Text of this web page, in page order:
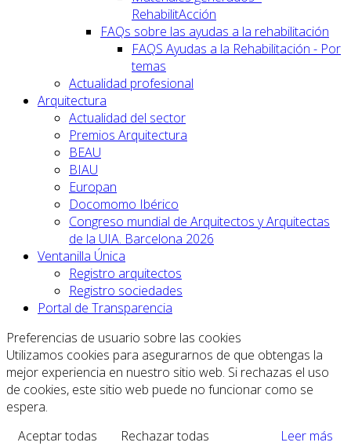
RehabilitAcción
FAQs sobre las ayudas a la rehabilitación
FAQS Ayudas a la Rehabilitación - Por
temas
Actualidad profesional
Arquitectura
Actualidad del sector
Premios Arquitectura
BEAU
BIAU
Europan
Docomomo Ibérico
Congreso mundial de Arquitectos y Arquitectas
de la UIA. Barcelona 2026
Ventanilla Única
Registro arquitectos
Registro sociedades
Portal de Transparencia
Preferencias de usuario sobre las cookies
Utilizamos cookies para asegurarnos de que obtengas la
mejor experiencia en nuestro sitio web. Si rechazas el uso
de cookies, este sitio web puede no funcionar como se
espera.
Aceptar todas
Rechazar todas Leer más